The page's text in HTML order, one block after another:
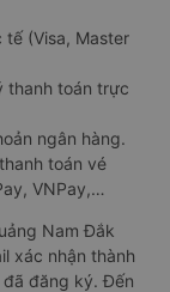
(Visa, Master
thanh toán trực
ngân hàng.
toán vé
VNPay,…
Nam Đắk
xác nhận thành
đăng ký. Đến